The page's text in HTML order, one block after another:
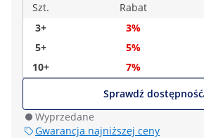
Szt.
Rabat
3+
3%
5+
5%
10+
7%
Sprawdź dostępność
Wyprzedane
Gwarancja najniższej ceny